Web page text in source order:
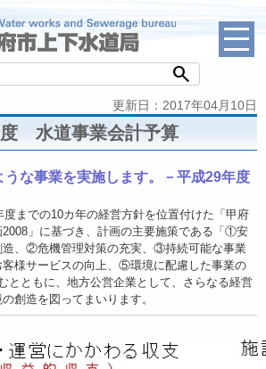
search
更新日：2017年04月10日
水道事業会計予算
うな事業を実施します。－平成29年度
までの10カ年の経営方針を位置付けた「甲府
」に基づき、計画の主要施策である「①安
造、②危機管理対策の充実、③持続可能な事業
様サービスの向上、⑤環境に配慮した事業の
とともに、地方公営企業として、さらなる経営
創造を図ってまいります。